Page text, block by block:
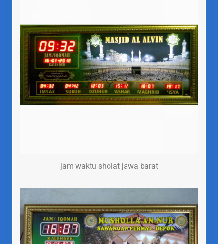
jam waktu sholat jawa barat